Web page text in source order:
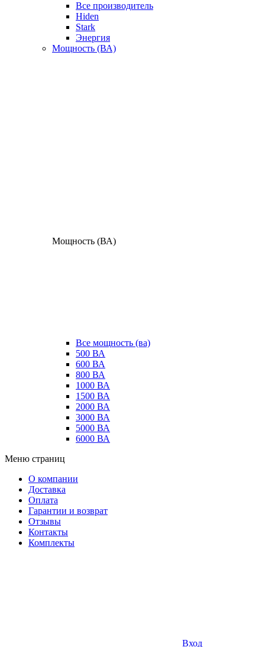
Все производитель
Hiden
Stark
Энергия
Мощность (ВА)
Мощность (ВА)
Все мощность (ва)
500 ВА
600 ВА
800 ВА
1000 ВА
1500 ВА
2000 ВА
3000 ВА
5000 ВА
6000 ВА
Меню страниц
О компании
Доставка
Оплата
Гарантии и возврат
Отзывы
Контакты
Комплекты
Вход